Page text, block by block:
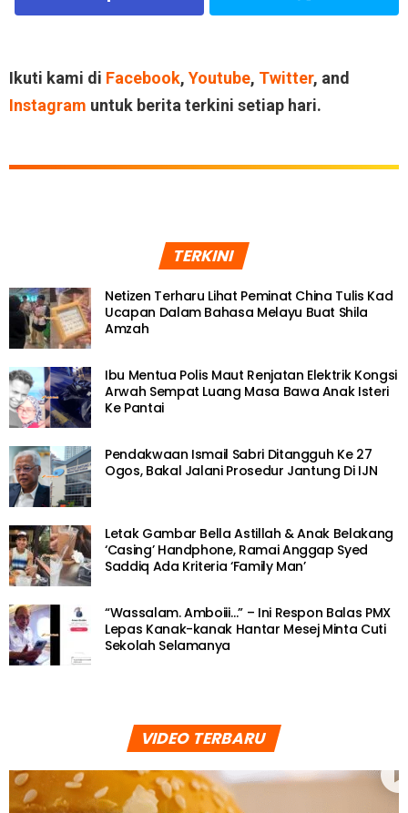
Ikuti kami di Facebook, Youtube, Twitter, and
Instagram untuk berita terkini setiap hari.
TERKINI
Netizen Terharu Lihat Peminat China Tulis Kad
Ucapan Dalam Bahasa Melayu Buat Shila
Amzah
Ibu Mentua Polis Maut Renjatan Elektrik Kongsi
Arwah Sempat Luang Masa Bawa Anak Isteri
Ke Pantai
Pendakwaan Ismail Sabri Ditangguh Ke 27
Ogos, Bakal Jalani Prosedur Jantung Di IJN
Letak Gambar Bella Astillah & Anak Belakang
‘Casing’ Handphone, Ramai Anggap Syed
Saddiq Ada Kriteria ‘Family Man’
“Wassalam. Amboiii…” – Ini Respon Balas PMX
Lepas Kanak-kanak Hantar Mesej Minta Cuti
Sekolah Selamanya
VIDEO TERBARU